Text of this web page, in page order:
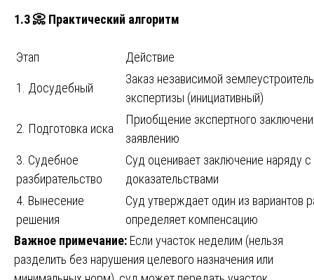
1.3 📀 Практический алгоритм
Этап Действие
1. Досудебный
Заказ независимой
экспертизы (инициативный)
2. Подготовка иска
Приобщение экспертного
заявлению
3. Судебное
разбирательство
Суд оценивает заключение наряду
доказательствами
4. Вынесение
решения
Суд утверждает один из вариантов
определяет компенсацию
Важное примечание: Если участок неделим (нельзя
разделить без нарушения целевого назначения или